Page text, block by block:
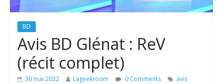
BD
Avis BD Glénat : ReV
(récit complet)
30 mai 2022 Lageekroom 0 Comments
avis